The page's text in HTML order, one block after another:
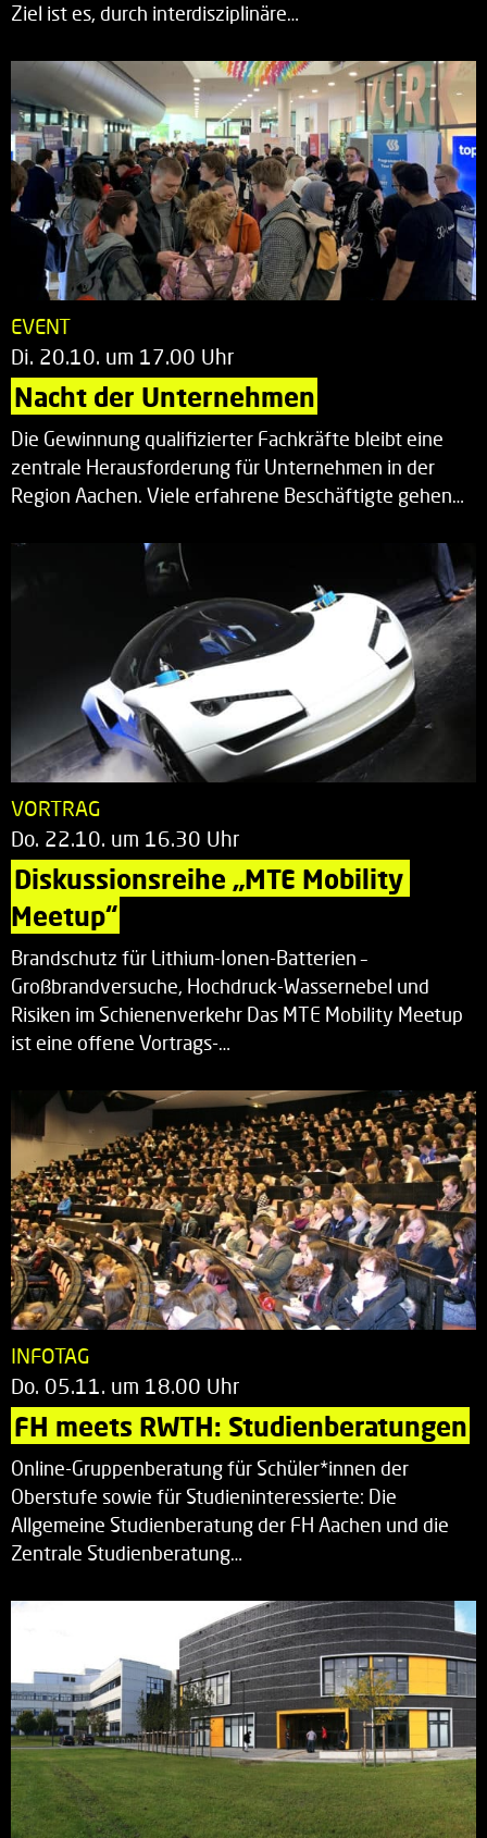
Ziel ist es, durch interdisziplinäre…
EVENT
Di. 20.10. um 17.00 Uhr
Nacht der Unternehmen
Die Gewinnung qualifizierter Fachkräfte bleibt eine
zentrale Herausforderung für Unternehmen in der
Region Aachen. Viele erfahrene Beschäftigte gehen…
VORTRAG
Do. 22.10. um 16.30 Uhr
Diskussionsreihe „MTE Mobility
Meetup“
Brandschutz für Lithium-Ionen-Batterien –
Großbrandversuche, Hochdruck-Wassernebel und
Risiken im Schienenverkehr Das MTE Mobility Meetup
ist eine offene Vortrags-…
INFOTAG
Do. 05.11. um 18.00 Uhr
FH meets RWTH: Studienberatungen
Online-Gruppenberatung für Schüler*innen der
Oberstufe sowie für Studieninteressierte: Die
Allgemeine Studienberatung der FH Aachen und die
Zentrale Studienberatung…